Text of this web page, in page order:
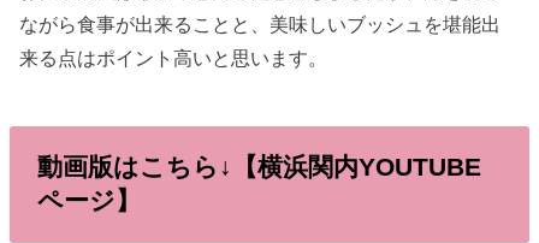
ながら食事が出来ることと、美味しいブッシュを堪能出
来る点はポイント高いと思います。
動画版はこちら↓【横浜関内YOUTUBE
ページ】